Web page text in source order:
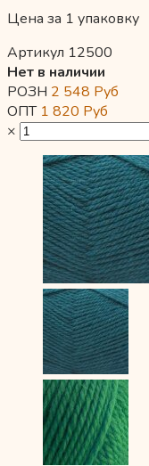
Цена за 1 упаковку
Артикул 12500
Нет в наличии
РОЗН 2 548 Руб
ОПТ 1 820 Руб
×